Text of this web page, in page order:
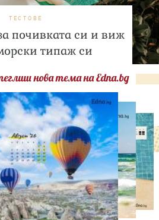
ТЕСТОВЕ
почивката си и виж
типаж си
нова тема на Edna.bg
ОТ МЕН ЗА МЕН
Контролът – сила или
капан?